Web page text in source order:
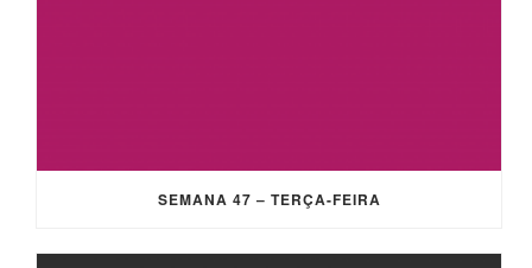
SEMANA 47 – TERÇA-FEIRA